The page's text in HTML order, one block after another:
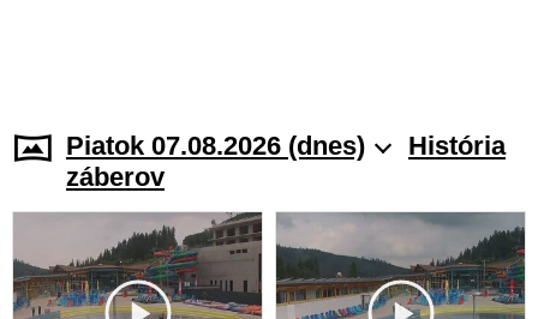
Piatok 07.08.2026 (dnes)
História
záberov